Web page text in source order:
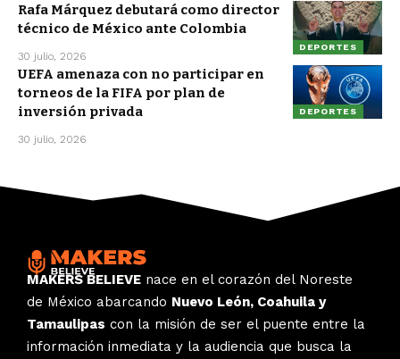
DEPORTES
Rafa Márquez debutará como director
técnico de México ante Colombia
30 julio, 2026
DEPORTES
UEFA amenaza con no participar en
torneos de la FIFA por plan de
inversión privada
30 julio, 2026
MAKERS BELIEVE nace en el corazón del Noreste
de México abarcando Nuevo León, Coahuila y
Tamaulipas con la misión de ser el puente entre la
información inmediata y la audiencia que busca la